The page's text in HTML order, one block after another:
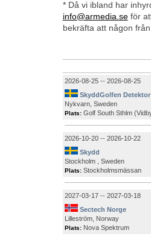
* Då vi ibland har
info@armedia.seför
bekräfta att någon
2026-08-25 -- 2026-08-25
SkyddGolfen Detektor
Nykvarn, Sweden
Plats:Golf South Sthlm
2026-10-20 -- 2026-10-22
Skydd
Stockholm , Sweden
Plats:Stockholmsmässan
2027-03-17 -- 2027-03-18
Sectech Norge
Lilleström, Norway
Plats:Nova Spektrum